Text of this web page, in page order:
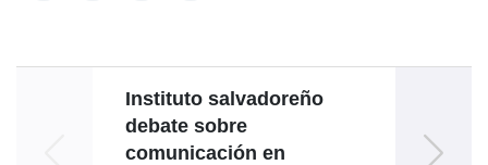
Instituto salvadoreño
debate sobre
comunicación en